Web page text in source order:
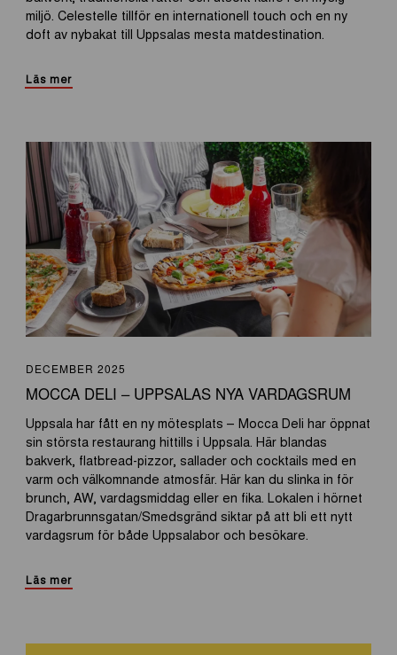
miljö. Celestelle tillför en internationell touch och en ny
doft av nybakat till Uppsalas mesta matdestination.
Läs mer
DECEMBER 2025
MOCCA DELI – UPPSALAS NYA VARDAGSRUM
Uppsala har fått en ny mötesplats – Mocca Deli har öppnat
sin största restaurang hittills i Uppsala. Här blandas
bakverk, flatbread-pizzor, sallader och cocktails med en
varm och välkomnande atmosfär. Här kan du slinka in för
brunch, AW, vardagsmiddag eller en fika. Lokalen i hörnet
Dragarbrunnsgatan/Smedsgränd siktar på att bli ett nytt
vardagsrum för både Uppsalabor och besökare.
Läs mer